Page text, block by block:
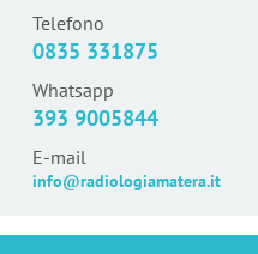
Telefono
0835 331875
Whatsapp
393 9005844
E-mail
info@radiologiamatera.it